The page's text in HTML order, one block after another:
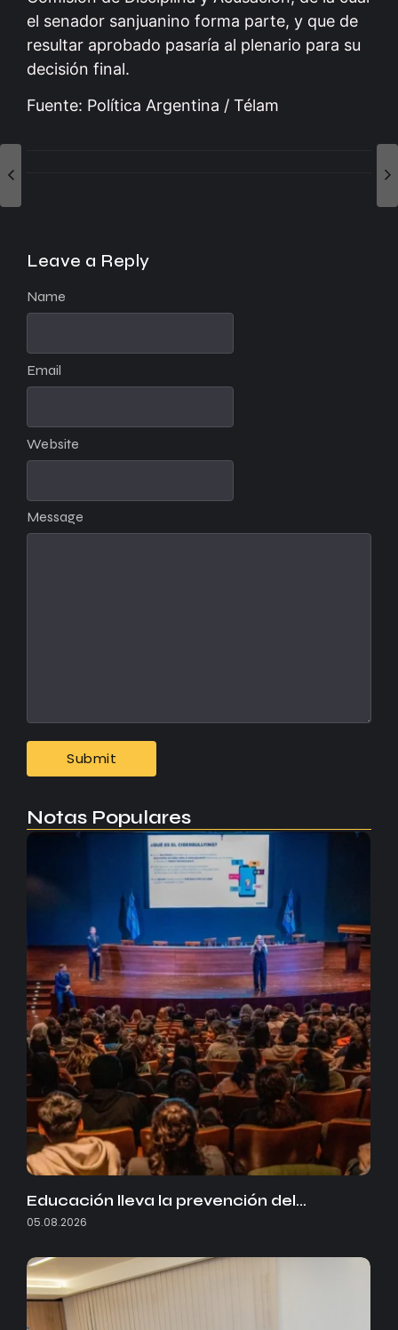
el senador sanjuanino forma parte, y que de
resultar aprobado pasaría al plenario para su
decisión final.
Fuente: Política Argentina / Télam
Leave a Reply
Message
Name
Email
Website
Notas Populares
Educación lleva la prevención del…
05.08.2026